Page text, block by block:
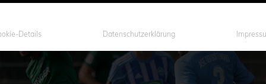
Details Datenschutzerklärung